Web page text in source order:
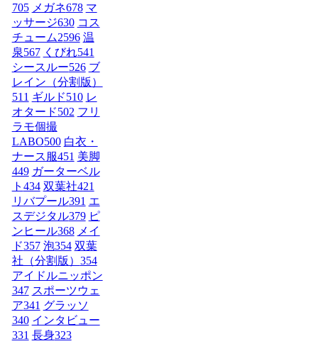
705 メガネ678 マ
ッサージ630 コス
チューム2596 温
泉567 くびれ541
シースルー526 ブ
レイン（分割版）
511 ギルド510 レ
オタード502 フリ
ラモ個撮
LABO500 白衣・
ナース服451 美脚
449 ガーターベル
ト 434 双葉社421
リバプール391 エ
スデジタル379 ピ
ンヒール368 メイ
ド357 泡354 双葉
社（分割版） 354
アイドルニッポン
347 スポーツウェ
ア341 グラッソ
340 インタビュー
331 長身323